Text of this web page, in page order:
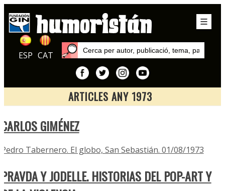
ESP CAT
ARTICLES ANY 1973
CARLOS GIMÉNEZ
Pedro Tabernero. El globo, San Sebastián. 01/08/1973
PRAVDA Y JODELLE. HISTORIAS DEL POP-ART Y